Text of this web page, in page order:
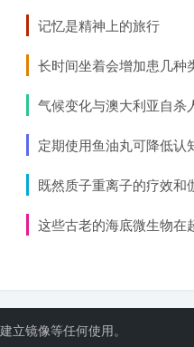
记忆是精神上的旅行
长时间坐着会增加患几种
气候变化与澳大利亚自杀
定期使用鱼油丸可降低认
这些古老的海底微生物在
立镜像等任何使用。